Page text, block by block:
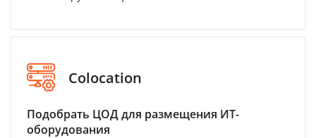
Colocation
Подобрать ЦОД для размещения ИТ-
оборудования